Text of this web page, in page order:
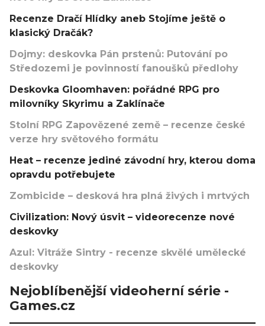
Recenze Dračí Hlídky aneb Stojíme ještě o
klasický Dračák?
Dojmy: deskovka Pán prstenů: Putování po
Středozemi je povinností fanoušků předlohy
Deskovka Gloomhaven: pořádné RPG pro
milovníky Skyrimu a Zaklínače
Stolní RPG Zapovězené země – recenze české
verze hry světového formátu
Heat – recenze jediné závodní hry, kterou doma
opravdu potřebujete
Zombicide – desková hra plná živých i mrtvých
Civilization: Nový úsvit – videorecenze nové
deskovky
Azul: Vitráže Sintry - recenze skvělé umělecké
deskovky
Nejoblíbenější videoherní série -
Games.cz